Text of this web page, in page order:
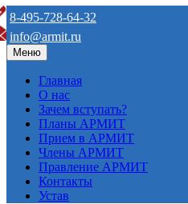
8-495-728-64-32
info@armit.ru
Меню
Главная
О нас
Зачем вступать?
Планы АРМИТ
Прием в АРМИТ
Члены АРМИТ
Правление АРМИТ
Контакты
Устав